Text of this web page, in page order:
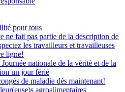
pour tous
ne fait pas partie de la description de
les travailleurs et travailleuses
ligne!
nationale de la vérité et de la
un jour férié
de maladie dès maintenant!
agroalimentaires